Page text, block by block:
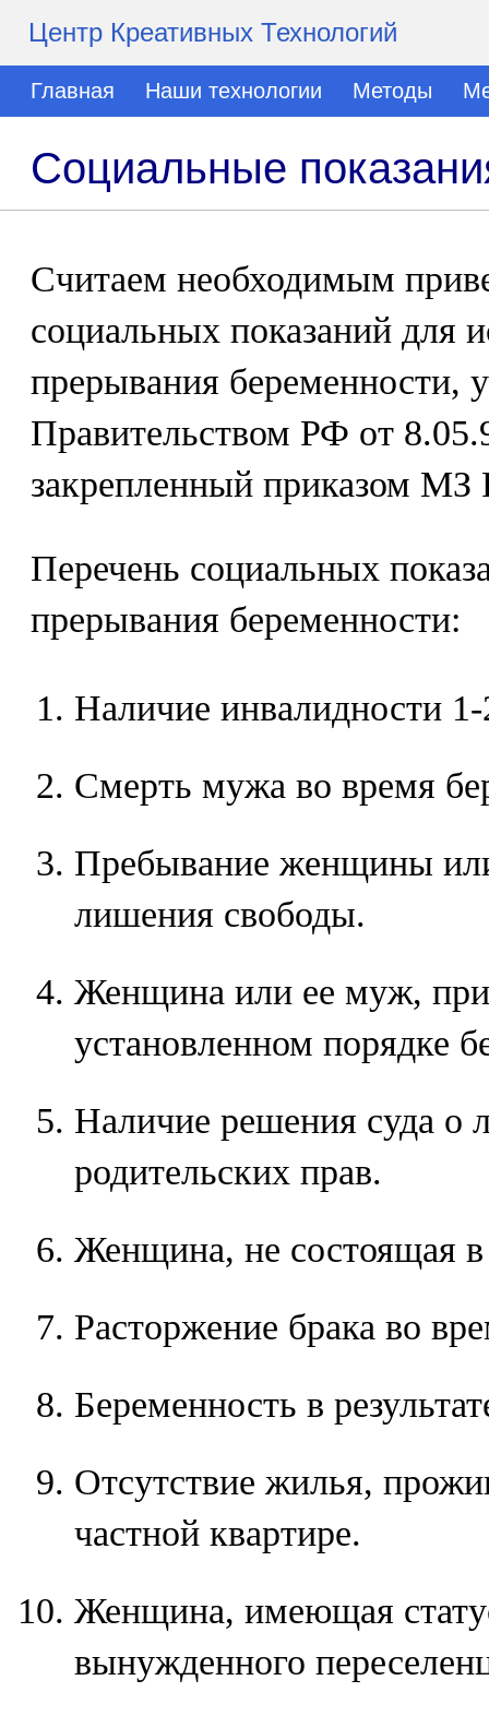
Центр Креативных Технологий
Главная Наши технологии Методы
Социальные
Считаем необходимым
социальных показаний для
прерывания беременности,
Правительством РФ от
закрепленный приказом
Перечень социальных
прерывания беременности:
Наличие инвалидности
Смерть мужа во время
Пребывание женщины
лишения свободы.
Женщина или ее муж,
установленном порядке
Наличие решения суда о
родительских прав.
Женщина, не состоящая в
Расторжение брака во
Беременность в
Отсутствие жилья,
частной квартире.
Женщина, имеющая
вынужденного